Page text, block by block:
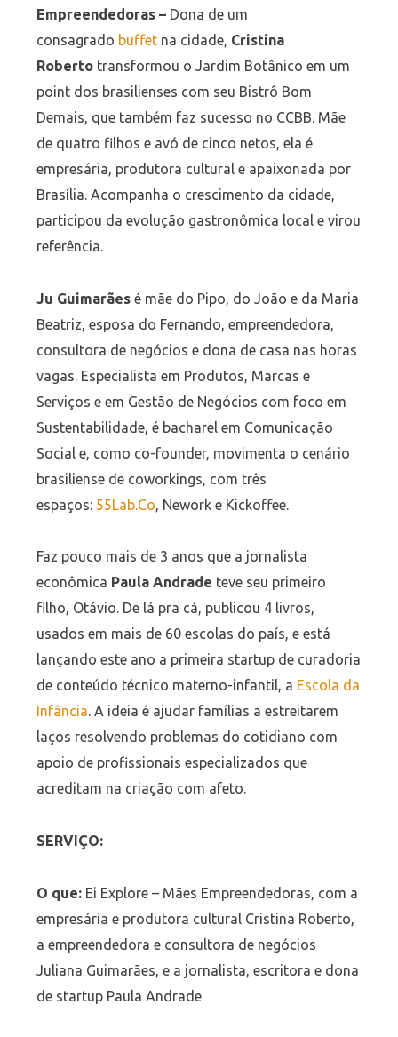
Empreendedoras –Dona de um
consagrado buffetna cidade, Cristina
Robertotransformou o Jardim Botânico em um
point dos brasilienses com seu Bistrô Bom
Demais, que também faz sucesso no CCBB. Mãe
de quatro filhos e avó de cinco netos, ela é
empresária, produtora cultural e apaixonada por
Brasília. Acompanha o crescimento da cidade,
participou da evolução gastronômica local e virou
referência.
Ju Guimarãesé mãe do Pipo, do João e da Maria
Beatriz, esposa do Fernando, empreendedora,
consultora de negócios e dona de casa nas horas
vagas. Especialista em Produtos, Marcas e
Serviços e em Gestão de Negócios com foco em
Sustentabilidade, é bacharel em Comunicação
Social e, como co-founder, movimenta o cenário
brasiliense de coworkings, com três
espaços: 55Lab.Co , Nework e Kickoffee.
Faz pouco mais de 3 anos que a jornalista
econômica Paula Andrade teve seu primeiro
filho, Otávio. De lá pra cá, publicou 4 livros,
usados em mais de 60 escolas do país, e está
lançando este ano a primeira startup de curadoria
de conteúdo técnico materno-infantil, a Escola da
Infância. A ideia é ajudar famílias a estreitarem
laços resolvendo problemas do cotidiano com
apoio de profissionais especializados que
acreditam na criação com afeto.
SERVIÇO:
O que:Ei Explore – Mães Empreendedoras, com a
empresária e produtora cultural Cristina Roberto,
a empreendedora e consultora de negócios
Juliana Guimarães, e a jornalista, escritora e dona
de startup Paula Andrade